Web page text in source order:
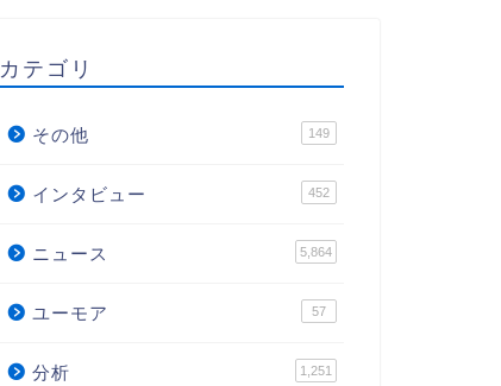
カテゴリ
その他 149
インタビュー 452
ニュース 5,864
ユーモア 57
分析 1,251